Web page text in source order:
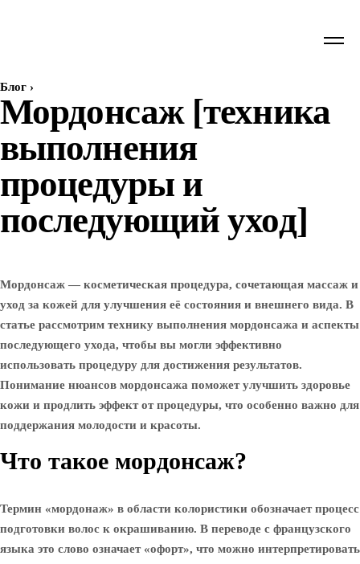
Блог ›
Мордонсаж [техника
выполнения
процедуры и
последующий уход]
Мордонсаж — косметическая процедура, сочетающая массаж и
уход за кожей для улучшения её состояния и внешнего вида. В
статье рассмотрим технику выполнения мордонсажа и аспекты
последующего ухода, чтобы вы могли эффективно
использовать процедуру для достижения результатов.
Понимание нюансов мордонсажа поможет улучшить здоровье
кожи и продлить эффект от процедуры, что особенно важно для
поддержания молодости и красоты.
Что такое мордонсаж?
Термин «мордонаж» в области колористики обозначает процесс
подготовки волос к окрашиванию. В переводе с французского
языка это слово означает «офорт», что можно интерпретировать